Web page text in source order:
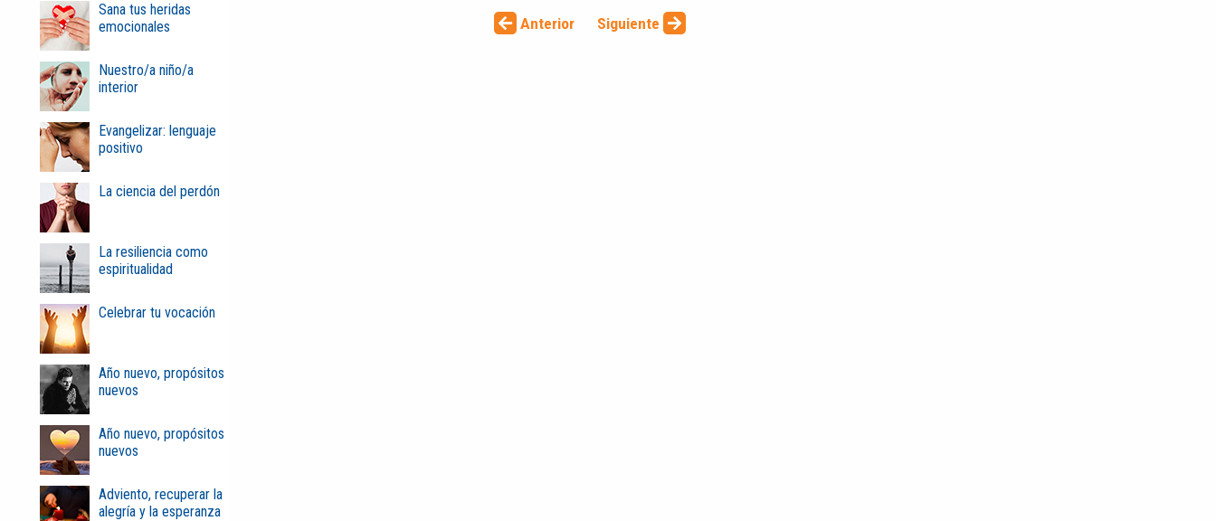
Sana tus heridas
emocionales
Nuestro/a niño/a
interior
Evangelizar: lenguaje
positivo
La ciencia del perdón
La resiliencia como
espiritualidad
Celebrar tu vocación
Año nuevo, propósitos
nuevos
Año nuevo, propósitos
nuevos
Adviento, recuperar la
alegría y la esperanza
Anterior Siguiente